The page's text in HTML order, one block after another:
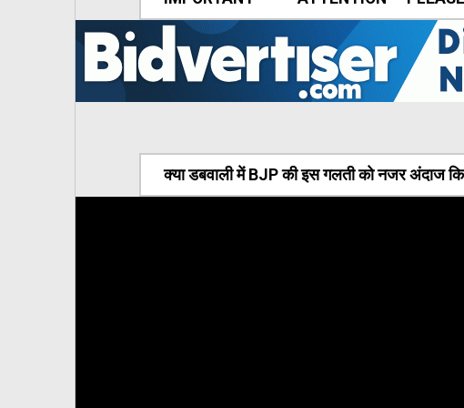
क्या डबवाली में BJP की इस गलती को नजर अंदाज